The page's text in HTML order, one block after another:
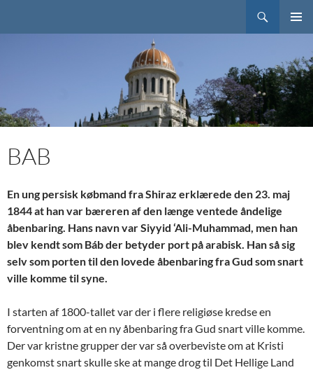
BAB
En ung persisk købmand fra Shiraz erklærede den 23. maj
1844 at han var bæreren af den længe ventede åndelige
åbenbaring. Hans navn var Siyyid ‘Ali-Muhammad, men han
blev kendt som Báb der betyder port på arabisk. Han så sig
selv som porten til den lovede åbenbaring fra Gud som snart
ville komme til syne.
I starten af 1800-tallet var der i flere religiøse kredse en
forventning om at en ny åbenbaring fra Gud snart ville komme.
Der var kristne grupper der var så overbeviste om at Kristi
genkomst snart skulle ske at mange drog til Det Hellige Land